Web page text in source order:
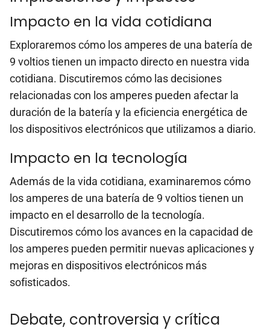
Impacto en la vida cotidiana
Exploraremos cómo los amperes de una batería de
9 voltios tienen un impacto directo en nuestra vida
cotidiana. Discutiremos cómo las decisiones
relacionadas con los amperes pueden afectar la
duración de la batería y la eficiencia energética de
los dispositivos electrónicos que utilizamos a diario.
Impacto en la tecnología
Además de la vida cotidiana, examinaremos cómo
los amperes de una batería de 9 voltios tienen un
impacto en el desarrollo de la tecnología.
Discutiremos cómo los avances en la capacidad de
los amperes pueden permitir nuevas aplicaciones y
mejoras en dispositivos electrónicos más
sofisticados.
Debate, controversia y crítica